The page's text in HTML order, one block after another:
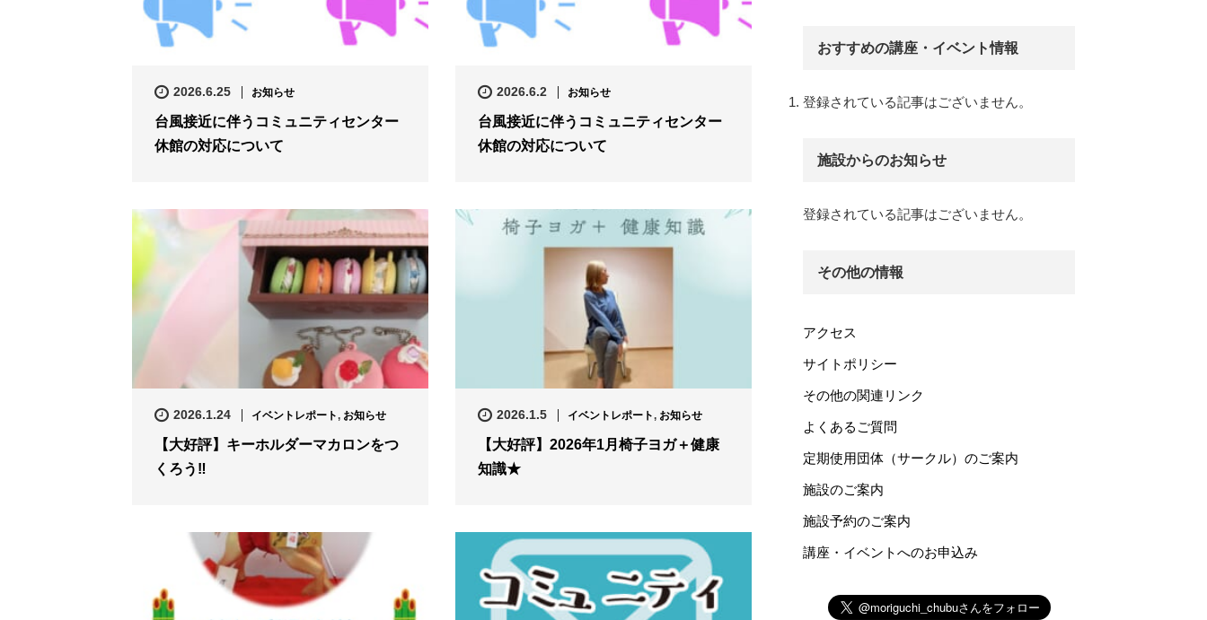
2026.6.25 お知らせ
台風接近に伴うコミュニティセンター
休館の対応について
2026.6.2 お知らせ
台風接近に伴うコミュニティセンター
休館の対応について
2026.1.24 イベントレポート, お知らせ
【大好評】キーホルダーマカロンをつ
くろう‼
2026.1.5 イベントレポート, お知らせ
【大好評】2026年1月椅子ヨガ＋健康
知識★
おすすめの講座・イベント情報
登録されている記事はございません。
施設からのお知らせ
登録されている記事はございません。
その他の情報
アクセス
サイトポリシー
その他の関連リンク
よくあるご質問
定期使用団体（サークル）のご案内
施設のご案内
施設予約のご案内
講座・イベントへのお申込み